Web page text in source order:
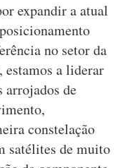
expandir a atual
no setor da
estamos a liderar
arrojados de
constelação
satélites de muito